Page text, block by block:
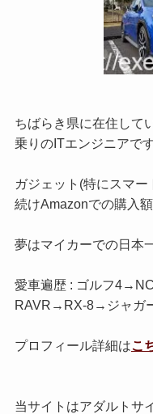
ちばらき県に在住して
乗りのITエンジニアです
ガジェット(特にスマ
続けAmazonでの購入
夢はマイカーでの日本
愛車遍歴 : ゴルフ
RAVR→RX-8→ジャガ
プロフィール詳細はこ
当サイトはアダルトサ